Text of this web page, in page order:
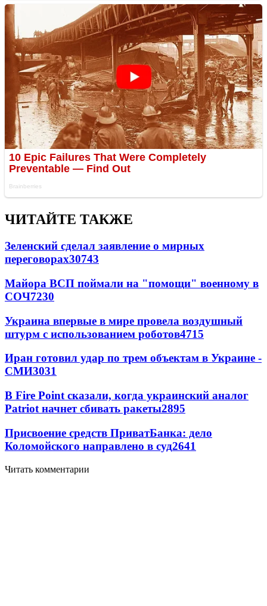
ЧИТАЙТЕ ТАКЖЕ
Зеленский сделал заявление о мирных
переговорах30743
Майора ВСП поймали на "помощи" военному в
СОЧ7230
Украина впервые в мире провела воздушный
штурм с использованием роботов4715
Иран готовил удар по трем объектам в Украине -
СМИ3031
В Fire Point сказали, когда украинский аналог
Patriot начнет сбивать ракеты2895
Присвоение средств ПриватБанка: дело
Коломойского направлено в суд2641
Читать комментарии